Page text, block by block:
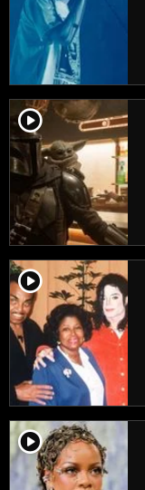
player2
player2
player2